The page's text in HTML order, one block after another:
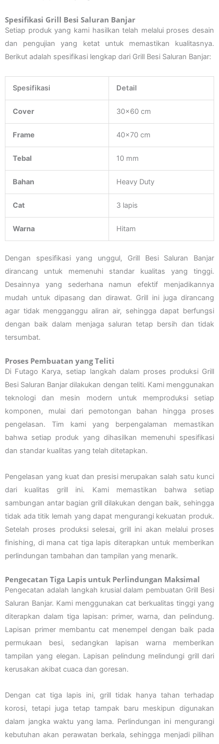
Spesifikasi Grill Besi Saluran Banjar
Setiap produk yang kami hasilkan telah melalui proses desain
dan pengujian yang ketat untuk memastikan kualitasnya.
Berikut adalah spesifikasi lengkap dari Grill Besi Saluran Banjar:
Spesifikasi Detail
Cover 30×60 cm
Frame 40×70 cm
Tebal 10 mm
Bahan Heavy Duty
Cat 3 lapis
Warna Hitam
Dengan spesifikasi yang unggul, Grill Besi Saluran Banjar
dirancang untuk memenuhi standar kualitas yang tinggi.
Desainnya yang sederhana namun efektif menjadikannya
mudah untuk dipasang dan dirawat. Grill ini juga dirancang
agar tidak mengganggu aliran air, sehingga dapat berfungsi
dengan baik dalam menjaga saluran tetap bersih dan tidak
tersumbat.
Proses Pembuatan yang Teliti
Di Futago Karya, setiap langkah dalam proses produksi Grill
Besi Saluran Banjar dilakukan dengan teliti. Kami menggunakan
teknologi dan mesin modern untuk memproduksi setiap
komponen, mulai dari pemotongan bahan hingga proses
pengelasan. Tim kami yang berpengalaman memastikan
bahwa setiap produk yang dihasilkan memenuhi spesifikasi
dan standar kualitas yang telah ditetapkan.
Pengelasan yang kuat dan presisi merupakan salah satu kunci
dari kualitas grill ini. Kami memastikan bahwa setiap
sambungan antar bagian grill dilakukan dengan baik, sehingga
tidak ada titik lemah yang dapat mengurangi kekuatan produk.
Setelah proses produksi selesai, grill ini akan melalui proses
finishing, di mana cat tiga lapis diterapkan untuk memberikan
perlindungan tambahan dan tampilan yang menarik.
Pengecatan Tiga Lapis untuk Perlindungan Maksimal
Pengecatan adalah langkah krusial dalam pembuatan Grill Besi
Saluran Banjar. Kami menggunakan cat berkualitas tinggi yang
diterapkan dalam tiga lapisan: primer, warna, dan pelindung.
Lapisan primer membantu cat menempel dengan baik pada
permukaan besi, sedangkan lapisan warna memberikan
tampilan yang elegan. Lapisan pelindung melindungi grill dari
kerusakan akibat cuaca dan goresan.
Dengan cat tiga lapis ini, grill tidak hanya tahan terhadap
korosi, tetapi juga tetap tampak baru meskipun digunakan
dalam jangka waktu yang lama. Perlindungan ini mengurangi
kebutuhan akan perawatan berkala, sehingga menjadi pilihan